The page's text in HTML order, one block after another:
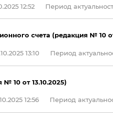
12:52 Период
счета (редакция № 10 от
13:10 Период
10 от 13.10.2025)
12:56 Период